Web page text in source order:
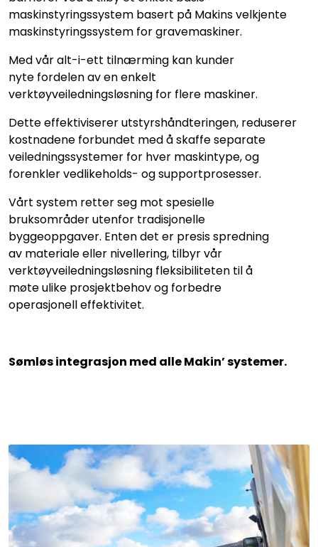
maskinstyringssystem basert på Makins velkjente
maskinstyringssystem for gravemaskiner.
Med vår alt-i-ett tilnærming kan kunder
nyte fordelen av en enkelt
verktøyveiledningsløsning for flere maskiner.
Dette effektiviserer utstyrshåndteringen, reduserer
kostnadene forbundet med å skaffe separate
veiledningssystemer for hver maskintype, og
forenkler vedlikeholds- og supportprosesser.
Vårt system retter seg mot spesielle
bruksområder utenfor tradisjonelle
byggeoppgaver. Enten det er presis spredning
av materiale eller nivellering, tilbyr vår
verktøyveiledningsløsning fleksibiliteten til å
møte ulike prosjektbehov og forbedre
operasjonell effektivitet.
Sømløs integrasjon med alle Makin’ systemer.